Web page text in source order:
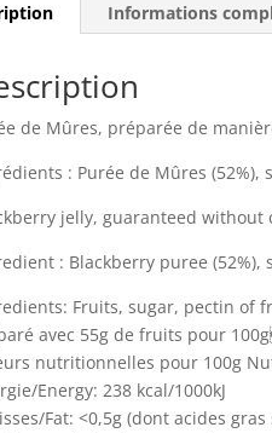
Informations
de Mûres, préparée de
: Purée de Mûres (52%),
jelly, guaranteed without
: Blackberry puree (52%),
Fruits, sugar, pectin of
avec 55g de fruits pour
nutritionnelles pour 100g
Energy: 238 kcal/1000kJ
Fat: <0,5g (dont acides